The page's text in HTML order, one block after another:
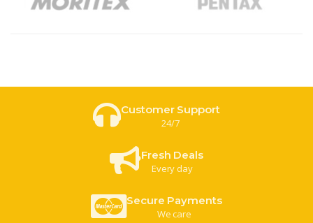
Customer Support
24/7
Fresh Deals
Every day
Secure Payments
We care